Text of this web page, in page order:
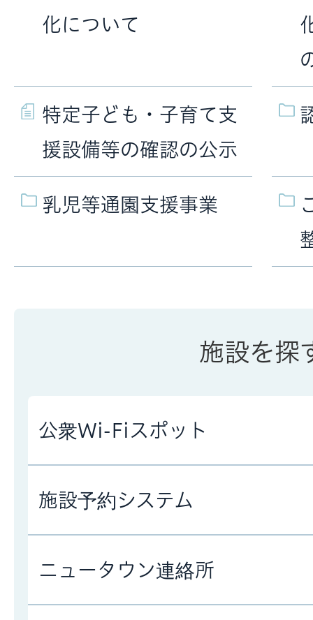
化について
特定子ども・子育て支
援設備等の確認の公示
乳児等通園支援事業
施設を探
公衆Wi-Fiスポット
施設予約システム
ニュータウン連絡所